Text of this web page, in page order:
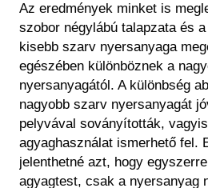
Az eredmények minket is
szobor négylábú talapzata és
kisebb szarv nyersanyaga
egészében különböznek a
nyersanyagától. A különbség
nagyobb szarv nyersanyagát
pelyvával soványították,
agyaghasználat ismerhető fel.
jelenthetné azt, hogy
agyagtest, csak a nyersanyag